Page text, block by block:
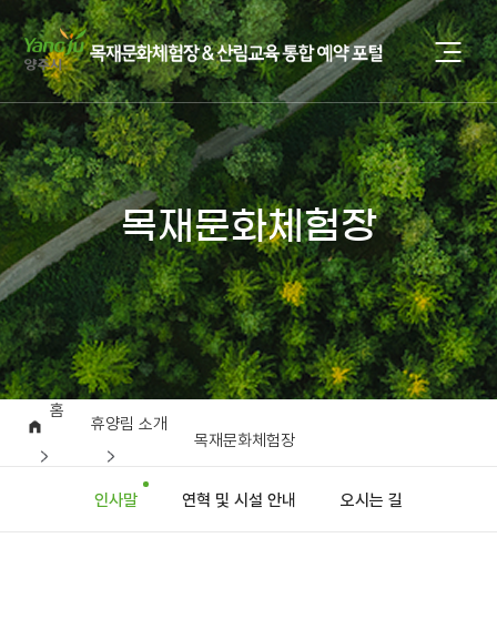
목재문화체험장
홈
휴양림 소개
목재문화체험장
인사말 연혁 및 시설 안내 오시는 길